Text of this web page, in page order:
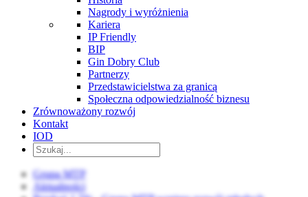
Nagrody i wyróżnienia
Kariera
IP Friendly
BIP
Gin Dobry Club
Partnerzy
Przedstawicielstwa za granicą
Społeczna odpowiedzialność biznesu
Zrównoważony rozwój
Kontakt
IOD
Grupa MTP
Aktualności